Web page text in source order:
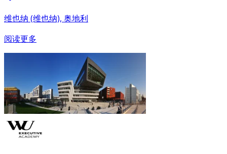
维也纳 (维也纳), 奥地利
阅读更多